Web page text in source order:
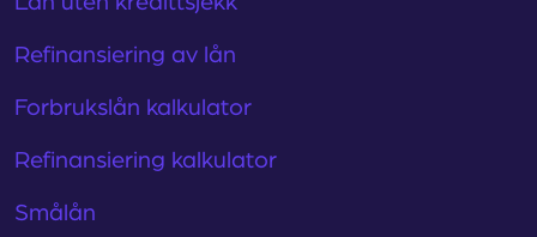
Refinansiering av lån
Forbrukslån kalkulator
Refinansiering kalkulator
Smålån